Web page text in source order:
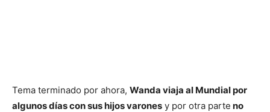
Tema terminado por ahora, Wanda viaja al Mundial por
algunos días con sus hijos varones y por otra parte no